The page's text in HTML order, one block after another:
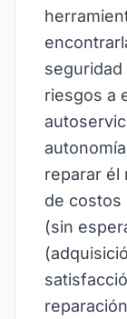
seguridad
riesgos a
reparar él
de costos
(sin